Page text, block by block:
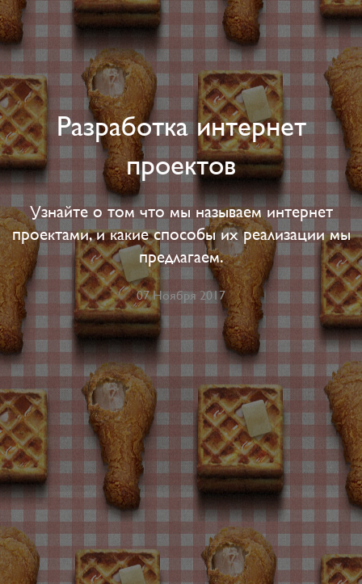
Разработка интернет
проектов
Узнайте о том что мы называем интернет
проектами, и какие способы их реализации мы
предлагаем.
07 Ноября 2017